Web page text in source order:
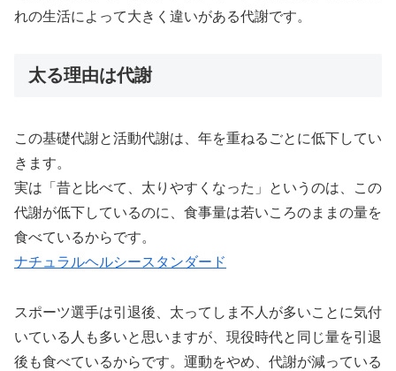
れの生活によって大きく違いがある代謝です。
太る理由は代謝
この基礎代謝と活動代謝は、年を重ねるごとに低下してい
きます。
実は「昔と比べて、太りやすくなった」というのは、この
代謝が低下しているのに、食事量は若いころのままの量を
食べているからです。
ナチュラルヘルシースタンダード
スポーツ選手は引退後、太ってしま不人が多いことに気付
いている人も多いと思いますが、現役時代と同じ量を引退
後も食べているからです。運動をやめ、代謝が減っている